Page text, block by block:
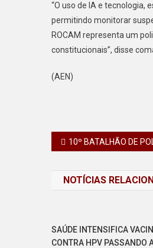
“O uso de IA e tecnologia,
permitindo monitorar
ROCAM representa um
constitucionais”, disse
(AEN)
Navegação
Post
10º BATALHÃO DE POLÍCIA MILITAR APRESENTA OS RESULTADOS DA OPERAÇÃO FORÇA TOTAL BRASIL
NOTÍCIAS
SAÚDE INTENSIFICA
CONTRA HPV PASSANDO